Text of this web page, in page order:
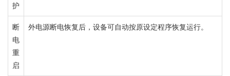
护
断
电
重
启
外电源断电恢复后， 设备可自动按原设定程序恢复运行。